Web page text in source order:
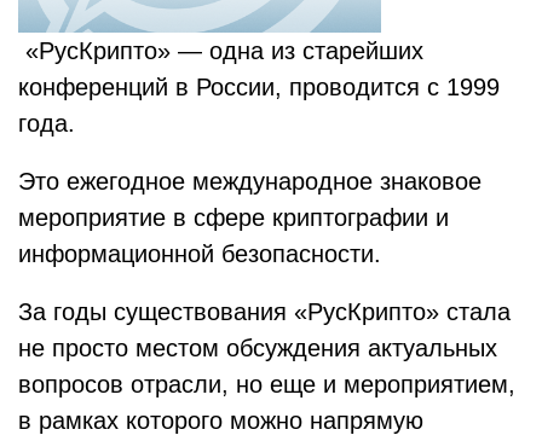
«РусКрипто» — одна из старейших
конференций в России, проводится с 1999
года.
Это ежегодное международное знаковое
мероприятие в сфере криптографии и
информационной безопасности.
За годы существования «РусКрипто» стала
не просто местом обсуждения актуальных
вопросов отрасли, но еще и мероприятием,
в рамках которого можно напрямую